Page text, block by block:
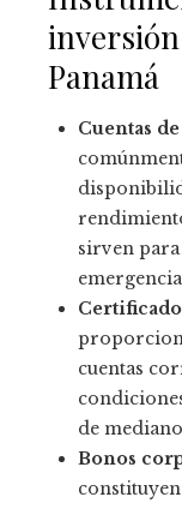
Panamá
Cuentas
sirven
cuentas
de
Bonos